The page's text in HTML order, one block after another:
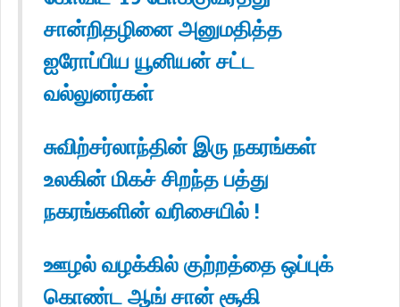
சான்றிதழினை அனுமதித்த
ஐரோப்பிய யூனியன் சட்ட
வல்லுனர்கள்
சுவிற்சர்லாந்தின் இரு நகரங்கள்
உலகின் மிகச் சிறந்த பத்து
நகரங்களின் வரிசையில் !
ஊழல் வழக்கில் குற்றத்தை ஒப்புக்
கொண்ட ஆங் சான் சூகி